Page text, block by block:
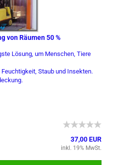
von Räu­men 50 %
Lö­sung, um Men­schen, Tiere
Staub und In­sek­ten.
37,00 EUR
inkl. 19% MwSt.